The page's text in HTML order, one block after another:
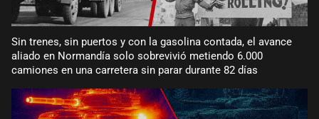
Sin trenes, sin puertos y con la gasolina contada, el avance
aliado en Normandía solo sobrevivió metiendo 6.000
camiones en una carretera sin parar durante 82 días